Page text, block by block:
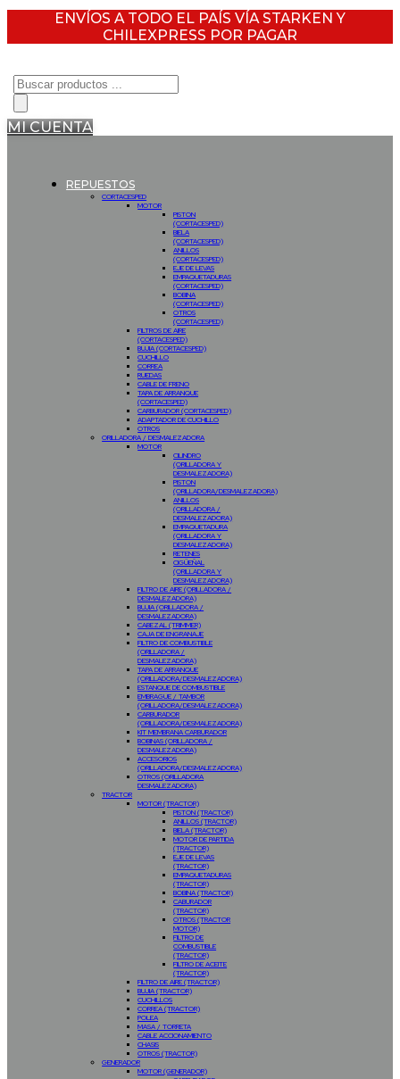
ENVÍOS A TODO EL PAÍS VÍA STARKEN Y
CHILEXPRESS POR PAGAR
Búsqueda
de
productos
MI CUENTA
REPUESTOS
CORTACESPED
MOTOR
PISTON
(CORTACESPED)
BIELA
(CORTACESPED)
ANILLOS
(CORTACESPED)
EJE DE LEVAS
EMPAQUETADURAS
(CORTACESPED)
BOBINA
(CORTACESPED)
OTROS
(CORTACESPED)
FILTROS DE AIRE
(CORTACESPED)
BUJIA (CORTACESPED)
CUCHILLO
CORREA
RUEDAS
CABLE DE FRENO
TAPA DE ARRANQUE
(CORTACESPED)
CARBURADOR (CORTACESPED)
ADAPTADOR DE CUCHILLO
OTROS
ORILLADORA / DESMALEZADORA
MOTOR
CILINDRO
(ORILLADORA Y
DESMALEZADORA)
PISTON
(ORILLADORA/DESMALEZADORA)
ANILLOS
(ORILLADORA /
DESMALEZADORA)
EMPAQUETADURA
(ORILLADORA Y
DESMALEZADORA)
RETENES
CIGÜEÑAL
(ORILLADORA Y
DESMALEZADORA)
FILTRO DE AIRE (ORILLADORA /
DESMALEZADORA)
BUJIA (ORILLADORA /
DESMALEZADORA)
CABEZAL (TRIMMER)
CAJA DE ENGRANAJE
FILTRO DE COMBUSTIBLE
(ORILLADORA /
DESMALEZADORA)
TAPA DE ARRANQUE
(ORILLADORA/DESMALEZADORA)
ESTANQUE DE COMBUSTIBLE
EMBRAGUE / TAMBOR
(ORILLADORA/DESMALEZADORA)
CARBURADOR
(ORILLADORA/DESMALEZADORA)
KIT MEMBRANA CARBURADOR
BOBINAS (ORILLADORA /
DESMALEZADORA)
ACCESORIOS
(ORILLADORA/DESMALEZADORA)
OTROS (ORILLADORA
DESMALEZADORA)
TRACTOR
MOTOR (TRACTOR)
PISTON (TRACTOR)
ANILLOS (TRACTOR)
BIELA (TRACTOR)
MOTOR DE PARTIDA
(TRACTOR)
EJE DE LEVAS
(TRACTOR)
EMPAQUETADURAS
(TRACTOR)
BOBINA (TRACTOR)
CABURADOR
(TRACTOR)
OTROS (TRACTOR
MOTOR)
FILTRO DE
COMBUSTIBLE
(TRACTOR)
FILTRO DE ACEITE
(TRACTOR)
FILTRO DE AIRE (TRACTOR)
BUJIA (TRACTOR)
CUCHILLOS
CORREA (TRACTOR)
POLEA
MASA / TORRETA
CABLE ACCIONAMIENTO
CHASIS
OTROS (TRACTOR)
GENERADOR
MOTOR (GENERADOR)